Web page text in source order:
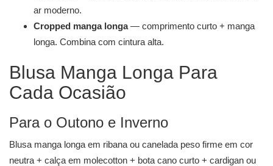
ar moderno.
Cropped manga longa— comprimento curto + manga
longa. Combina com cintura alta.
Blusa Manga Longa Para
Cada Ocasião
Para o Outono e Inverno
Blusa manga longa em ribana ou canelada peso firme em cor
neutra + calça em molecotton + bota cano curto + cardigan ou